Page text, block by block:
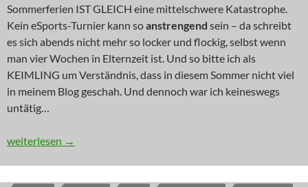
Sommerferien IST GLEICH eine mittelschwere Katastrophe.
Kein eSports-Turnier kann soanstrengend sein – da schreibt
es sich abends nicht mehr so locker und flockig, selbst wenn
man vier Wochen in Elternzeit ist. Und so bitte ich als
KEIMLING um Verständnis, dass in diesem Sommer nicht viel
in meinem Blog geschah. Und dennoch war ich keineswegs
untätig…
IN EIGENER SACHE: Sommer macht Pause
weiterlesen →